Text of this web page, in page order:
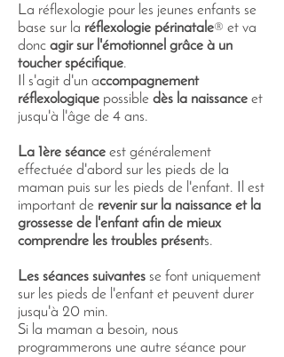
La réflexologie pour les jeunes enfants se
base sur la réflexologie périnatale® et va
donc agir sur l'émotionnel grâce à un
toucher spécifique.
Il s'agit d'un accompagnement
réflexologique possible dès la naissance et
jusqu'à l'âge de 4 ans.
La 1ère séance est généralement
effectuée d'abord sur les pieds de la
maman puis sur les pieds de l'enfant. Il est
important de revenir sur la naissance et la
grossesse de l'enfant afin de mieux
comprendre les troubles présents.
Les séances suivantes se font uniquement
sur les pieds de l'enfant et peuvent durer
jusqu'à 20 min.
Si la maman a besoin, nous
programmerons une autre séance pour